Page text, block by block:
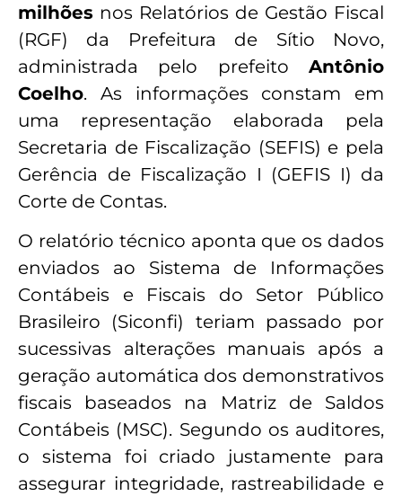
milhões nos Relatórios de Gestão Fiscal
(RGF) da Prefeitura de Sítio Novo,
administrada pelo prefeito Antônio
Coelho. As informações constam em
uma representação elaborada pela
Secretaria de Fiscalização (SEFIS) e pela
Gerência de Fiscalização I (GEFIS I) da
Corte de Contas.
O relatório técnico aponta que os dados
enviados ao Sistema de Informações
Contábeis e Fiscais do Setor Público
Brasileiro (Siconfi) teriam passado por
sucessivas alterações manuais após a
geração automática dos demonstrativos
fiscais baseados na Matriz de Saldos
Contábeis (MSC). Segundo os auditores,
o sistema foi criado justamente para
assegurar integridade, rastreabilidade e